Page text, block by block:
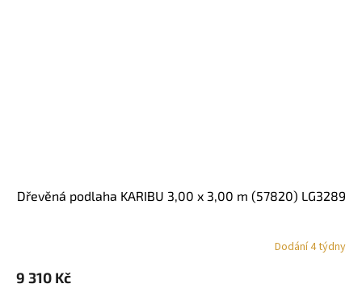
dřevěná podlaha KARIBU 3,00 x 3,00 m (57820) LG3289
Dodání 4 týdny
9 310 Kč